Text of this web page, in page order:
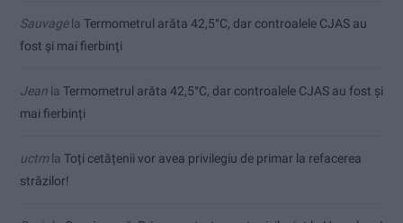
Sauvagela Termometrul arăta 42,5°C, dar controalele CJAS au
fost și mai fierbinți
Jean la Termometrul arăta 42,5°C, dar controalele CJAS au fost și
mai fierbinți
uctmla Toți cetățenii vor avea privilegiu de primar la refacerea
străzilor!